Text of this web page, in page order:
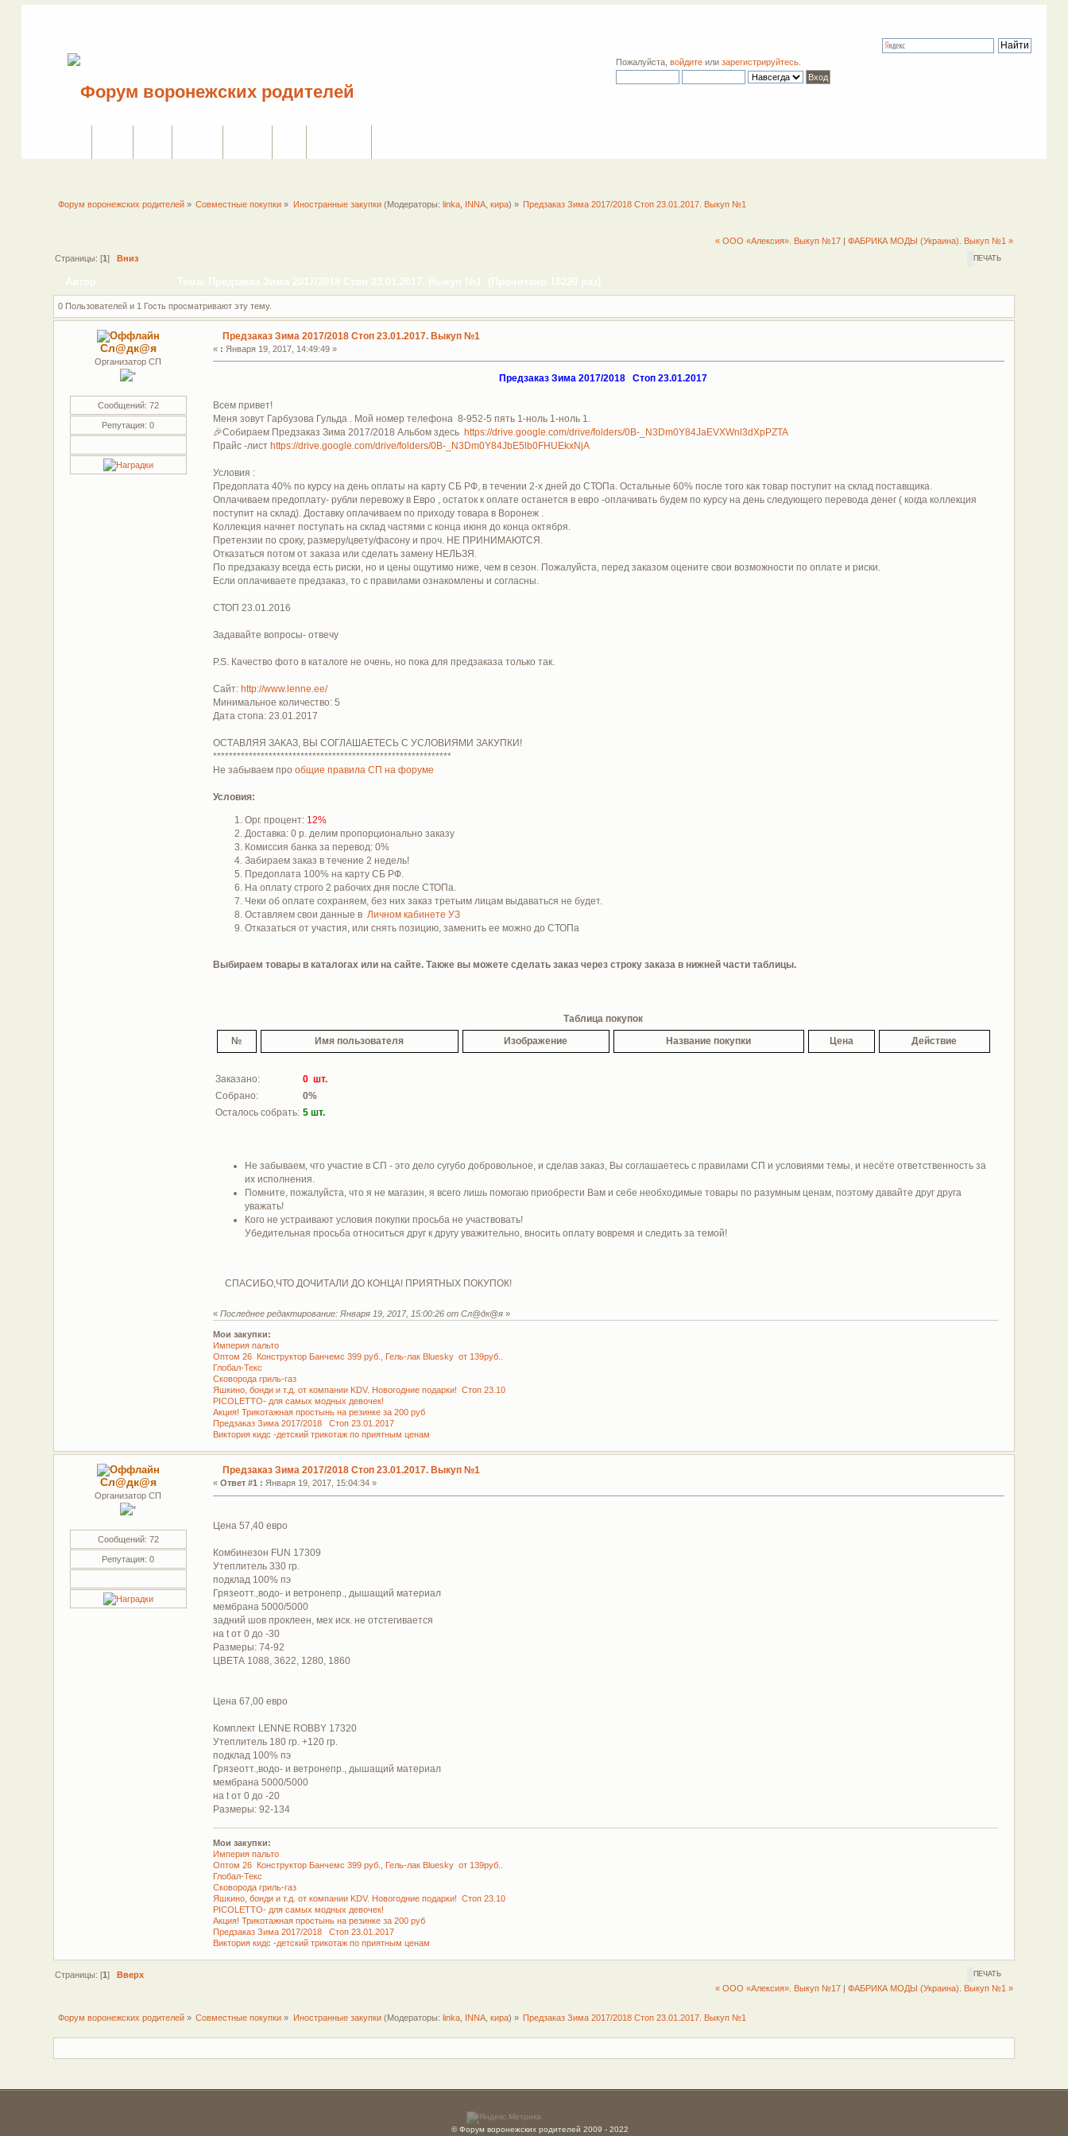
Пожалуйста,войдите илизарегистрируйтесь
Форум воронежских родителей » Совместные покупки » Иностранные закупки(Модераторы: linka, INNA, кира) » Предзаказ Зима 2017/2018 Стоп 23.01.2017. Выкуп №1
« ООО «Алексия». Выкуп №17| ФАБРИКА МОДЫ (Украина). Выкуп №1 »
ПЕЧАТЬ
Страницы: [1] Вниз
Автор Тема: Предзаказ Зима 2017/2018 Стоп 23.01.2017. Выкуп №1 (Прочитано 18220 раз)
0 Пользователей и 1 Гость просматривают эту тему.
Сл@дк@я
Организатор СП
Сообщений: 72
Репутация: 0
Предзаказ Зима 2017/2018 Стоп 23.01.2017. Выкуп №1
« : Января 19, 2017, 14:49:49 »
Предзаказ Зима 2017/2018 Стоп 23.01.2017
Всем привет!
Меня зовут Гарбузова Гульда . Мой номер телефона 8-952-5 пять 1-ноль 1-ноль 1.
🎉Собираем Предзаказ Зима 2017/2018 Альбом здесь https://drive.google.com/drive/folders/0B-_N3Dm0Y84JaEVXWnl3dXpPZTA
Прайс -лист https://drive.google.com/drive/folders/0B-_N3Dm0Y84JbE5lb0FHUEkxNjA
Условия :
Предоплата 40% по курсу на день оплаты на карту СБ РФ, в течении 2-х дней до СТОПа. Остальные 60% после того как товар поступит на склад поставщика.
Оплачиваем предоплату- рубли перевожу в Евро , остаток к оплате останется в евро -оплачивать будем по курсу на день следующего перевода денег ( когда коллекция
поступит на склад). Доставку оплачиваем по приходу товара в Воронеж .
Коллекция начнет поступать на склад частями с конца июня до конца октября.
Претензии по сроку, размеру/цвету/фасону и проч. НЕ ПРИНИМАЮТСЯ.
Отказаться потом от заказа или сделать замену НЕЛЬЗЯ.
По предзаказу всегда есть риски, но и цены ощутимо ниже, чем в сезон. Пожалуйста, перед заказом оцените свои возможности по оплате и риски.
Если оплачиваете предзаказ, то с правилами ознакомлены и согласны.
СТОП 23.01.2016
Задавайте вопросы- отвечу
P.S. Качество фото в каталоге не очень, но пока для предзаказа только так.
Сайт: http://www.lenne.ee/
Минимальное количество: 5
Дата стопа: 23.01.2017
ОСТАВЛЯЯ ЗАКАЗ, ВЫ СОГЛАШАЕТЕСЬ С УСЛОВИЯМИ ЗАКУПКИ!
************************************************************
Не забываем про общие правила СП на форуме
Условия:
Орг. процент: 12%
Доставка: 0 р. делим пропорционально заказу
Комиссия банка за перевод: 0%
Забираем заказ в течение 2 недель!
Предоплата 100% на карту СБ РФ.
На оплату строго 2 рабочих дня после СТОПа.
Чеки об оплате сохраняем, без них заказ третьим лицам выдаваться не будет.
Оставляем свои данные в Личном кабинете УЗ
Отказаться от участия, или снять позицию, заменить ее можно до СТОПа
Выбираем товары в каталогах или на сайте. Также вы можете сделать заказ через строку заказа в нижней части таблицы.
Таблица покупок
№
Имя пользователя Изображение Название покупки Цена Действие
Заказано:
0 шт.
Собрано:
0%
Осталось собрать: 5 шт.
Не забываем, что участие в СП - это дело сугубо добровольное, и сделав заказ, Вы соглашаетесь с правилами СП и условиями темы, и несёте ответственность за
их исполнения.
Помните, пожалуйста, что я не магазин, я всего лишь помогаю приобрести Вам и себе необходимые товары по разумным ценам, поэтому давайте друг друга
уважать!
Кого не устраивают условия покупки просьба не участвовать!
Убедительная просьба относиться друг к другу уважительно, вносить оплату вовремя и следить за темой!
СПАСИБО,ЧТО ДОЧИТАЛИ ДО КОНЦА! ПРИЯТНЫХ ПОКУПОК!
« Последнее редактирование: Января 19, 2017, 15:00:26 от Сл@дк@я»
Мои закупки:
Империя пальто
Оптом 26 Конструктор Банчемс 399 руб., Гель-лак Bluesky от 139руб..
Глобал-Текс
Сковорода гриль-газ
Яшкино, бонди и т.д. от компании KDV. Новогодние подарки! Стоп 23.10
PICOLETTO- для самых модных девочек!
Акция! Трикотажная простынь на резинке за 200 руб
Предзаказ Зима 2017/2018 Стоп 23.01.2017
Виктория кидс -детский трикотаж по приятным ценам
Сл@дк@я
Организатор СП
Сообщений: 72
Репутация: 0
Предзаказ Зима 2017/2018 Стоп 23.01.2017. Выкуп №1
« Ответ #1 : Января 19, 2017, 15:04:34 »
Цена 57,40 евро
Комбинезон FUN 17309
Утеплитель 330 гр.
подклад 100% пэ
Грязеотт.,водо- и ветронепр., дышащий материал
мембрана 5000/5000
задний шов проклеен, мех иск. не отстегивается
на t от 0 до -30
Размеры: 74-92
ЦВЕТА 1088, 3622, 1280, 1860
Цена 67,00 евро
Комплект LENNE ROBBY 17320
Утеплитель 180 гр. +120 гр.
подклад 100% пэ
Грязеотт.,водо- и ветронепр., дышащий материал
мембрана 5000/5000
на t от 0 до -20
Размеры: 92-134
Мои закупки:
Империя пальто
Оптом 26 Конструктор Банчемс 399 руб., Гель-лак Bluesky от 139руб..
Глобал-Текс
Сковорода гриль-газ
Яшкино, бонди и т.д. от компании KDV. Новогодние подарки! Стоп 23.10
PICOLETTO- для самых модных девочек!
Акция! Трикотажная простынь на резинке за 200 руб
Предзаказ Зима 2017/2018 Стоп 23.01.2017
Виктория кидс -детский трикотаж по приятным ценам
ПЕЧАТЬ
Страницы: [1]Вверх
« ООО «Алексия». Выкуп №17| ФАБРИКА МОДЫ (Украина). Выкуп №1 »
Форум воронежских родителей » Совместные покупки » Иностранные закупки(Модераторы: linka, INNA, кира) » Предзаказ Зима 2017/2018 Стоп 23.01.2017. Выкуп №1
© Форум воронежских родителей 2009 - 2022